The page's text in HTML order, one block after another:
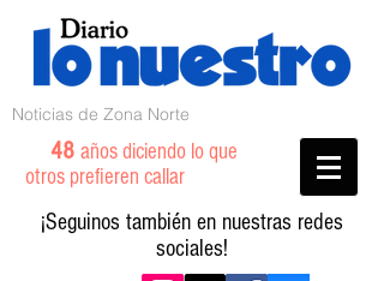
Noticias de Zona Norte
48 años diciendo lo que
otros prefieren callar
¡Seguinos también en nuestras redes
sociales!